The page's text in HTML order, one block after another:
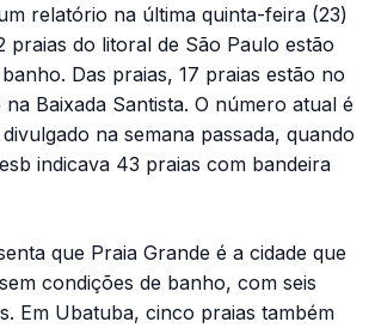
relatório na última quinta-feira (23)
praias do litoral de São Paulo estão
Das praias, 17 praias estão no
Baixada Santista. O número atual é
na semana passada, quando
indicava 43 praias com bandeira
que Praia Grande é a cidade que
condições de banho, com seis
Em Ubatuba, cinco praias também